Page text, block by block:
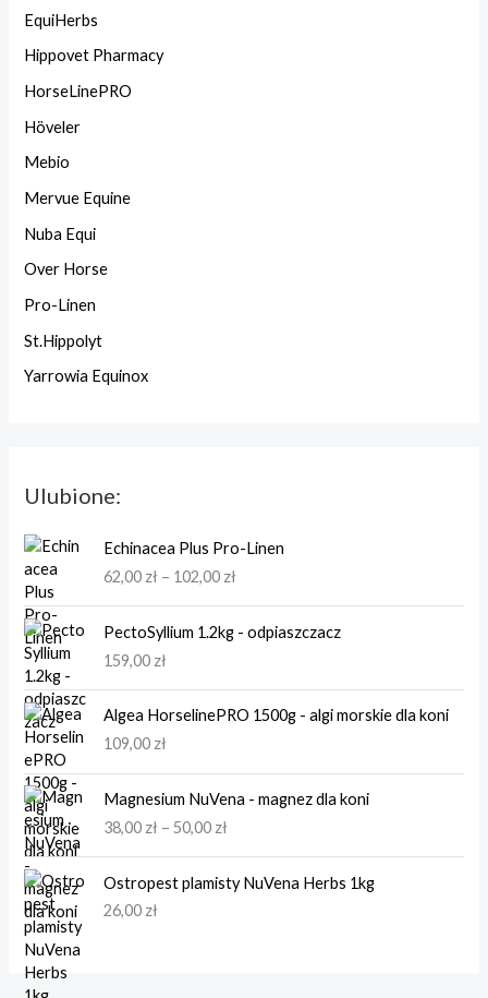
EquiHerbs
Hippovet Pharmacy
HorseLinePRO
Höveler
Mebio
Mervue Equine
Nuba Equi
Over Horse
Pro-Linen
St.Hippolyt
Yarrowia Equinox
Ulubione:
Echinacea Plus Pro-Linen
62,00 zł – 102,00 zł
a
r
e
n
,
0
PectoSyllium 1.2kg - odpiaszczacz
159,00 zł
Algea HorselinePRO 1500g - algi morskie dla koni
109,00 zł
Magnesium NuVena - magnez dla koni
38,00 zł – 50,00 zł
a
r
e
Ostropest plamisty NuVena Herbs 1kg
26,00 zł